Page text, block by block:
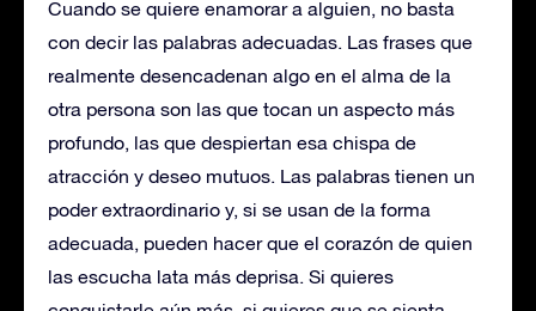
Cuando se quiere enamorar a alguien, no basta
con decir las palabras adecuadas. Las frases que
realmente desencadenan algo en el alma de la
otra persona son las que tocan un aspecto más
profundo, las que despiertan esa chispa de
atracción y deseo mutuos. Las palabras tienen un
poder extraordinario y, si se usan de la forma
adecuada, pueden hacer que el corazón de quien
las escucha lata más deprisa. Si quieres